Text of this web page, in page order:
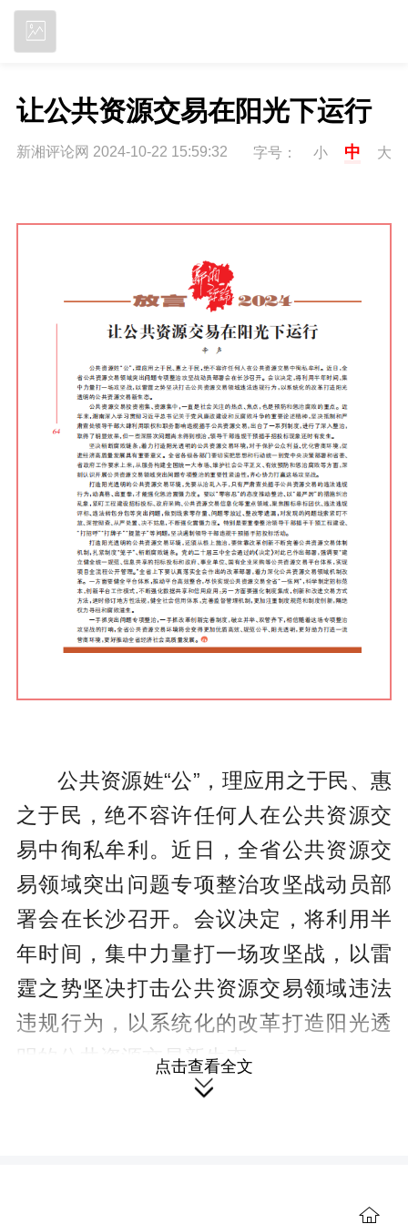
让公共资源交易在阳光下运行
新湘评论网 2024-10-22 15:59:32 字号： 小 中 大
公共资源姓“公”，理应用之于民、惠
之于民，绝不容许任何人在公共资源交
易中徇私牟利。近日，全省公共资源交
易领域突出问题专项整治攻坚战动员部
署会在长沙召开。会议决定，将利用半
年时间，集中力量打一场攻坚战，以雷
霆之势坚决打击公共资源交易领域违法
违规行为，以系统化的改革打造阳光透
明的公共资源交易新生态。
公共资源交易投资密集、资源集
南深入学习贯彻习近平总书记关于党风
点击查看全文
